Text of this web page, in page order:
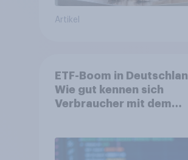
Artikel
ETF-Boom in
Wie gut kennen sich
Verbraucher mit dem